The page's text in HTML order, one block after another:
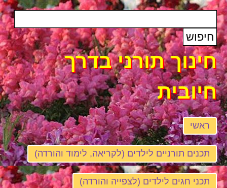
חינוך תורני בדרך
חיובית
ראשי
תכנים תורניים לילדים (לקריאה, לימוד והורדה)
תכני חגים לילדים (לצפייה והורדה)